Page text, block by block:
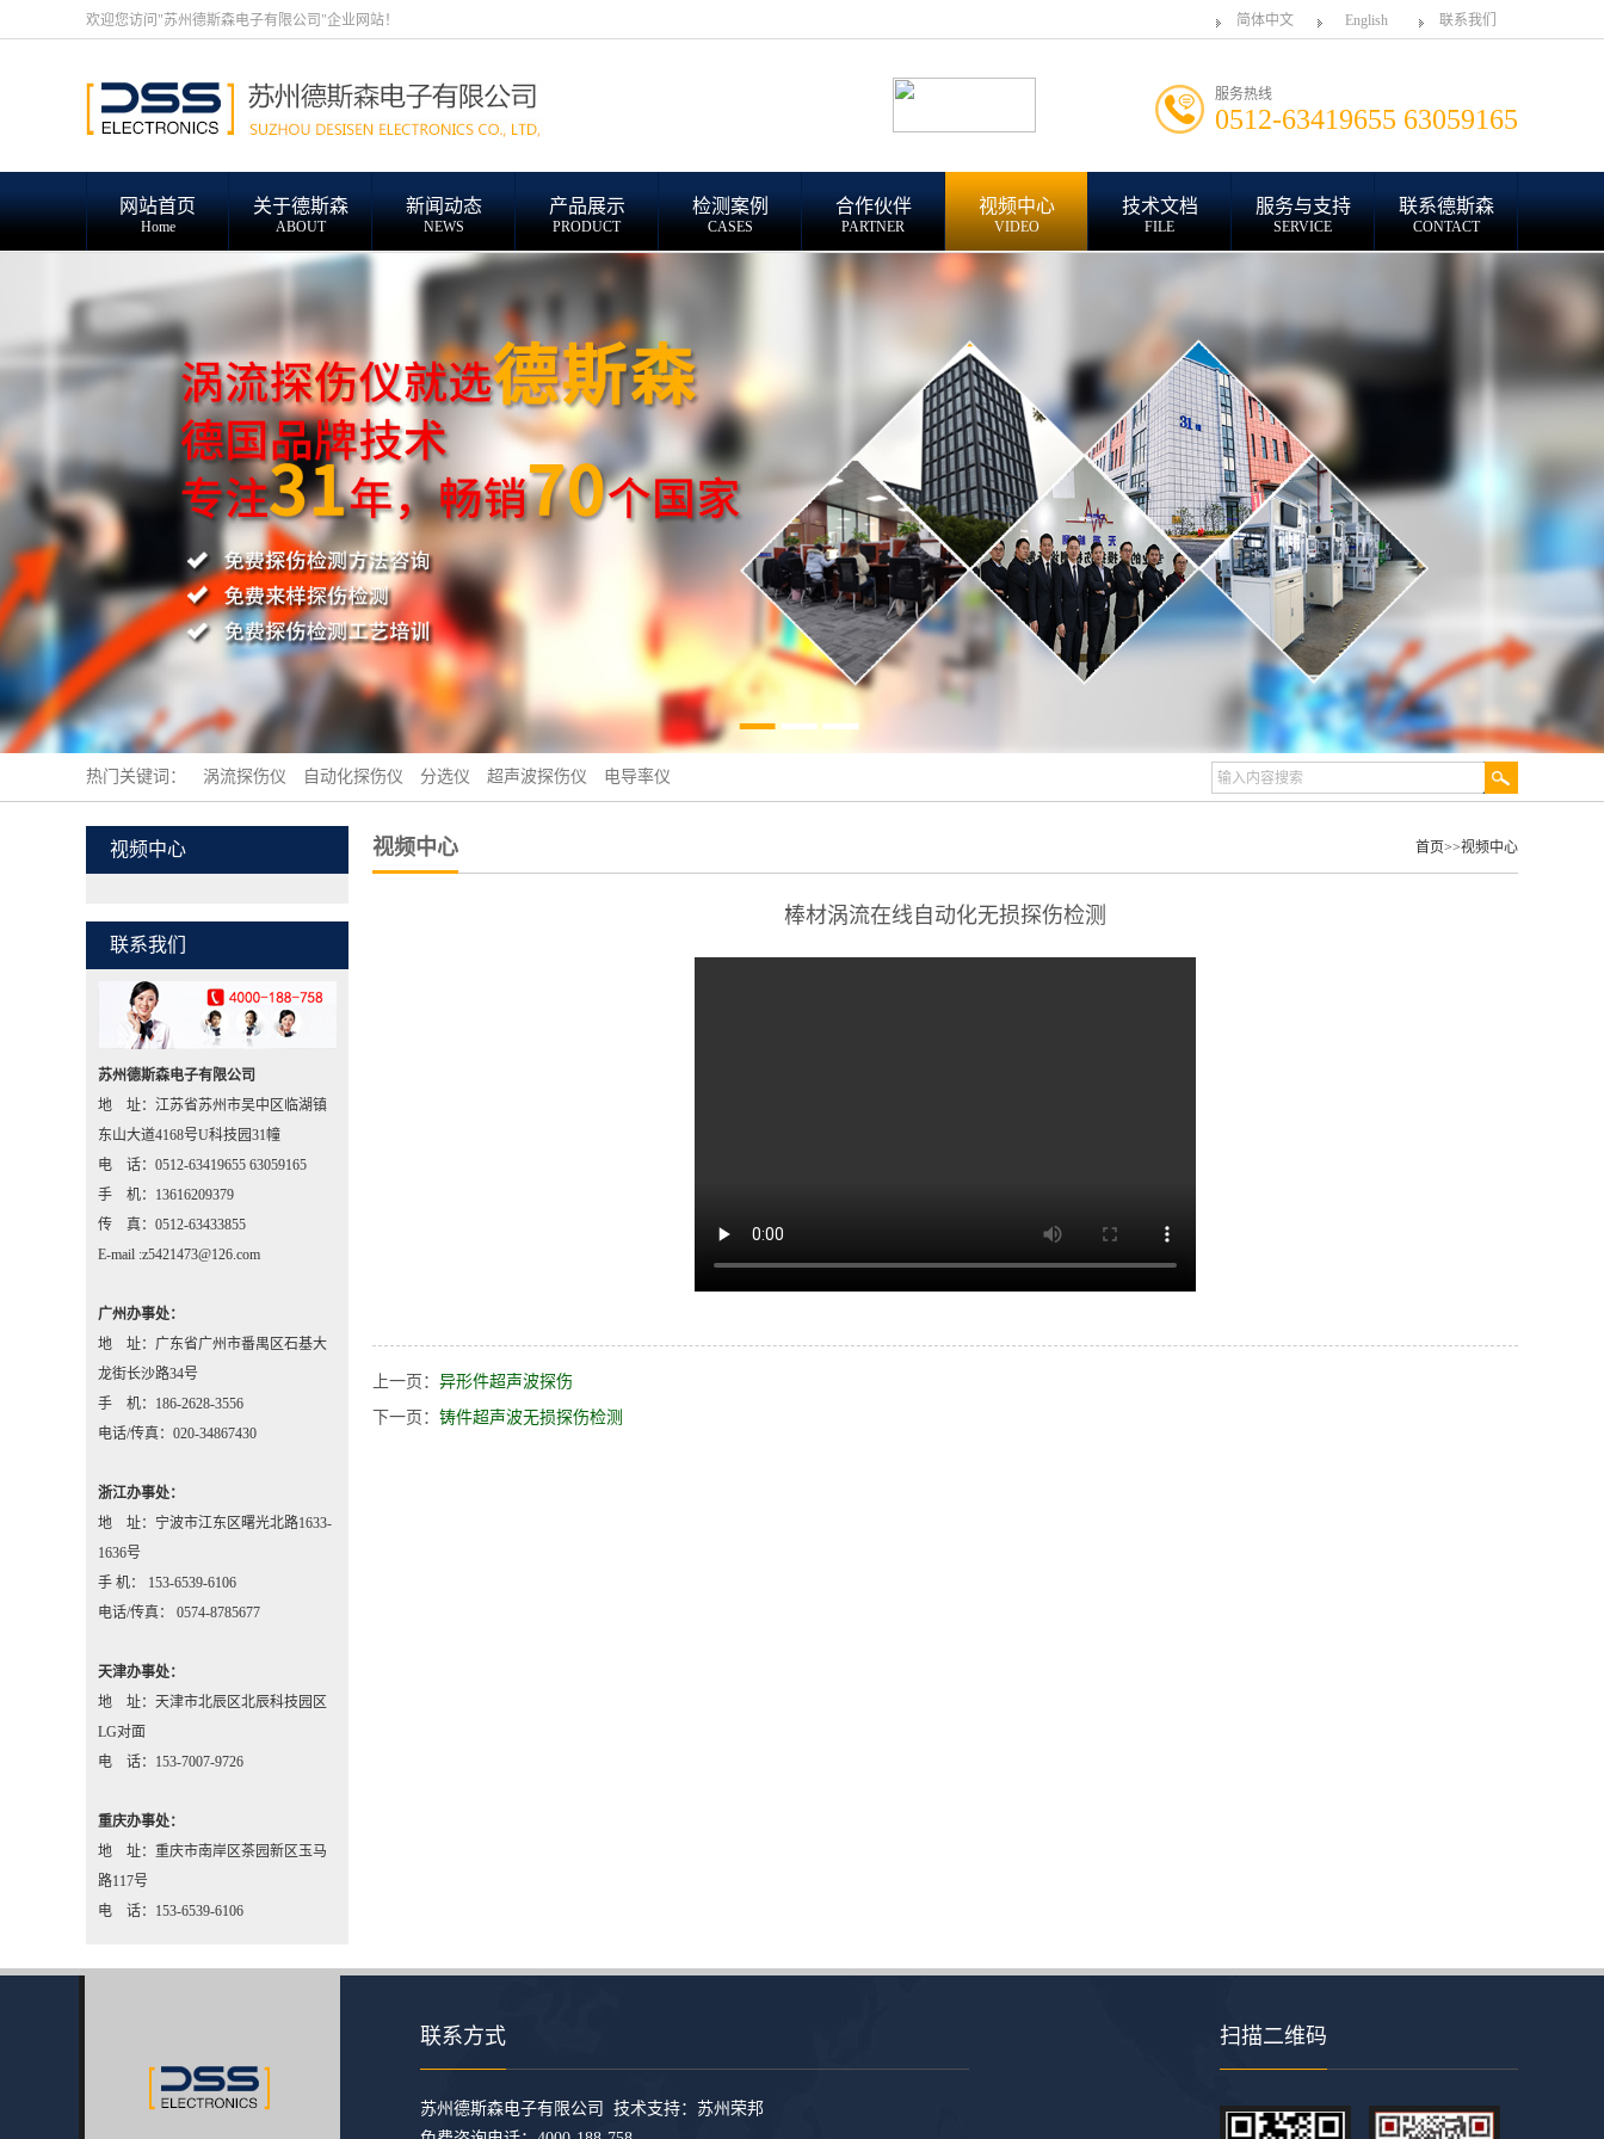
欢迎您访问"苏州德斯森电子有限公司"企业网站！ 简体中文 English 联系我们
服务热线
0512-63419655 63059165
网站首页
Home
关于德斯森
ABOUT
新闻动态
NEWS
产品展示
PRODUCT
检测案例
CASES
合作伙伴
PARTNER
视频中心
VIDEO
技术文档
FILE
服务与支持
SERVICE
联系德斯森
CONTACT
热门关键词： 涡流探伤仪 自动化探伤仪 分选仪 超声波探伤仪 电导率仪
视频中心
联系我们
苏州德斯森电子有限公司
地 址：江苏省苏州市吴中区临湖镇
东山大道4168号U科技园31幢
电 话：0512-63419655 63059165
手 机：13616209379
传 真：0512-63433855
E-mail :z5421473@126.com
广州办事处：
地 址：广东省广州市番禺区石基大
龙街长沙路34号
手 机：186-2628-3556
电话/传真：020-34867430
浙江办事处：
地 址：宁波市江东区曙光北路1633-
1636号
手 机： 153-6539-6106
电话/传真： 0574-8785677
天津办事处：
地 址：天津市北辰区北辰科技园区
LG对面
电 话：153-7007-9726
重庆办事处：
地 址：重庆市南岸区茶园新区玉马
路117号
电 话：153-6539-6106
视频中心 首页>>视频中心
棒材涡流在线自动化无损探伤检测
上一页： 异形件超声波探伤
下一页： 铸件超声波无损探伤检测
联系方式
​苏州德斯森电子有限公司 技术支持： 苏州荣邦
扫描二维码